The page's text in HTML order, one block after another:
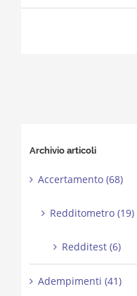
Archivio articoli
Accertamento (68)
Redditometro (19)
Redditest (6)
Adempimenti (41)